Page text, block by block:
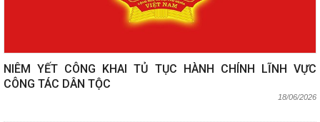
NIÊM YẾT CÔNG KHAI TỦ TỤC HÀNH CHÍNH LĨNH VỰC
CÔNG TÁC DÂN TỘC
18/06/2026